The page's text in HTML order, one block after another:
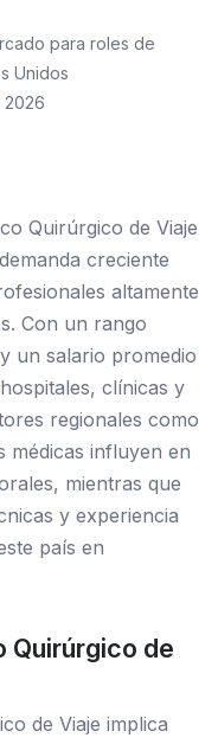
para roles de
Unidos
2026
Quirúrgico de Viaje
creciente
altamente
Con un rango
un salario promedio
clínicas y
regionales como
médicas influyen en
mientras que
y experiencia
país en
Quirúrgico de
de Viaje implica